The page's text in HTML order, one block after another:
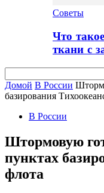
Советы
Что
ткани с
Домой В России
базирования
В России
Штормовую
пунктах
флота